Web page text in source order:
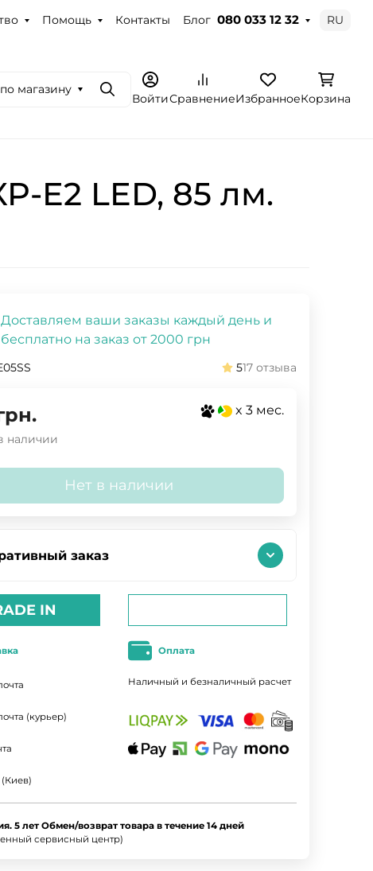
Помощь Контакты Блог 080 033 12 32 RU
магазину
ПоискВойтиСравнениеИзбранноеКорзина
E2 LED, 85 лм.
Доставляем ваши заказы каждый день и
бесплатно на заказ от 2000 грн
517 отзыва
x 3 мес.
наличии
Нет в наличии
заказ
IN
(курьер)
Оплата
Наличный и безналичный расчет
5 лет Обмен/возврат товара в течение 14 дней
сервисный центр)